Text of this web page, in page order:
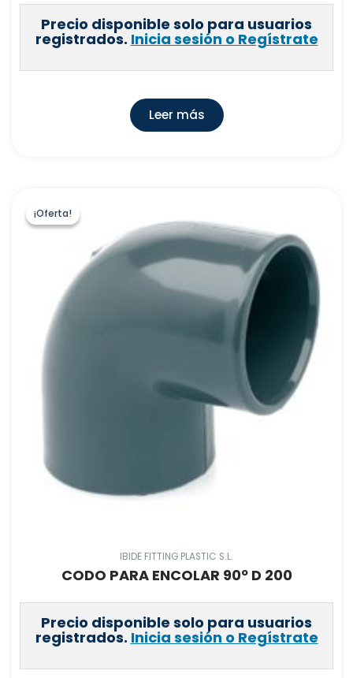
Precio disponible solo para usuarios
registrados. Inicia sesión o Regístrate
Leer más
¡Oferta!
¡Oferta!
IBIDE FITTING PLASTIC S.L.
CODO PARA ENCOLAR 90º D 200
Precio disponible solo para usuarios
registrados. Inicia sesión o Regístrate